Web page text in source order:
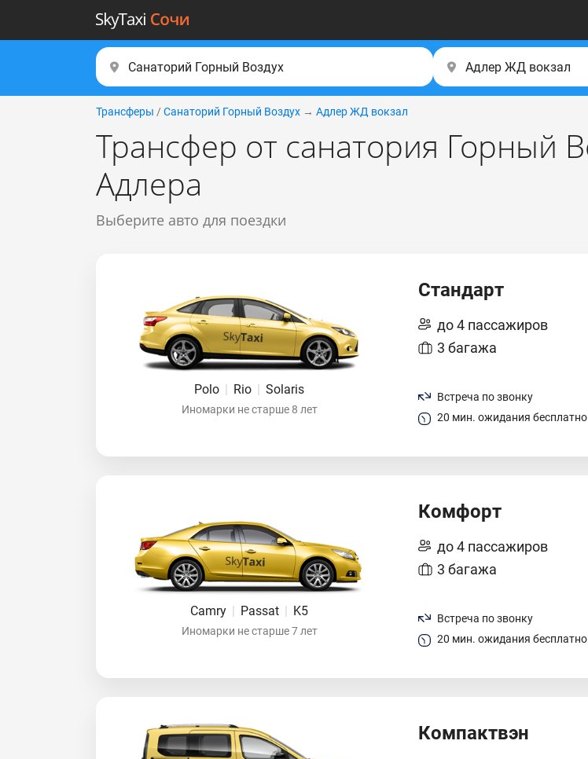
Трансферы / Санаторий Горный Воздух → Адлер ЖД вокзал
Трансфер от санатория Горный
Адлера
Выберите авто для поездки
Polo | Rio | Solaris
Иномарки не старше 8 лет
Стандарт
до 4 пассажиров
3 багажа
Встреча по звонку
20 мин. ожидания бесплатно
Camry | Passat | K5
Иномарки не старше 7 лет
Комфорт
до 4 пассажиров
3 багажа
Встреча по звонку
20 мин. ожидания бесплатно
Компактвэн